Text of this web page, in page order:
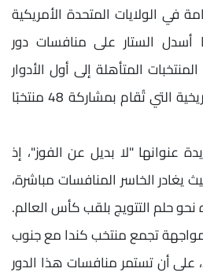
2026، المقامة في الولايات المتحدة الأمريكية
أسدل الستار على منافسات دور
المتأهلة إلى أول الأدوار
الإقصائية في النسخة التاريخية التي تُقام بمشاركة 48 منتخبًا
عنوانها "لا بديل عن الفوز"، إذ
يغادر الخاسر المنافسات مباشرة،
نحو حلم التتويج بلقب كأس العالم.
مباريات دور الـ32 بمواجهة تجمع منتخب كندا مع جنوب
على أن تستمر منافسات هذا الدور